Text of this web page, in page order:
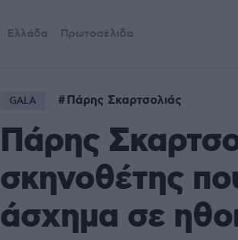
Ελλάδα Πρωτοσέλιδα
GALA Πάρης Σκαρτσολιάς
Πάρης
σκηνοθέτης
άσχημα σε